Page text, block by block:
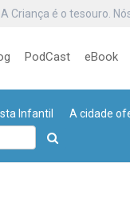
Criança é o tesouro.
PodCast eBook
Infantil A cidade